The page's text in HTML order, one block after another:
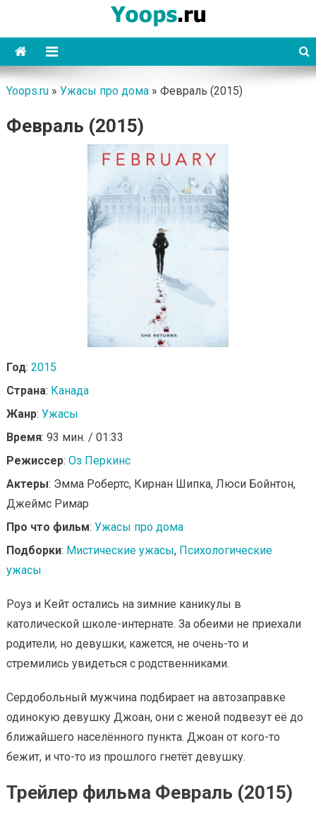
content
Yoops
Yoops.ru» Ужасы про дома» Февраль (2015)
Февраль (2015)
Год: 2015
Страна: Канада
Жанр: Ужасы
Время: 93 мин. / 01:33
Режиссер: Оз Перкинс
Актеры: Эмма Робертс, Кирнан Шипка, Люси Бойнтон,
Джеймс Римар
Про что фильм: Ужасы про дома
Подборки: Мистические ужасы, Психологические
ужасы
Роуз и Кейт остались на зимние каникулы в
католической школе-интернате. За обеими не приехали
родители, но девушки, кажется, не очень-то и
стремились увидеться с родственниками.
Сердобольный мужчина подбирает на автозаправке
одинокую девушку Джоан, они с женой подвезут её до
ближайшего населённого пункта. Джоан от кого-то
бежит, и что-то из прошлого гнетёт девушку.
Трейлер фильма Февраль (2015)